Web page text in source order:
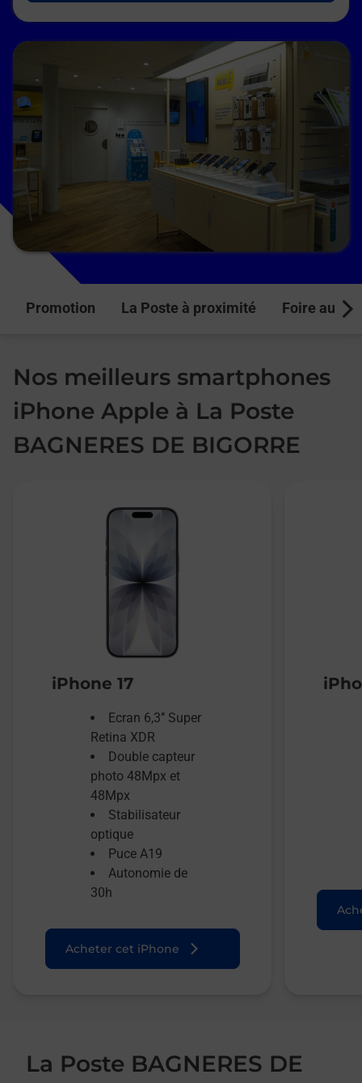
Promotion La Poste à proximité Foire aux
Nos meilleurs smartphones
iPhone Apple à La Poste
BAGNERES DE BIGORRE
iPhone 17
Ecran 6,3’’ Super
Retina XDR
Double capteur
photo 48Mpx et
48Mpx
Stabilisateur
optique
Puce A19
Autonomie de
30h
Acheter cet iPhone
La Poste BAGNERES DE